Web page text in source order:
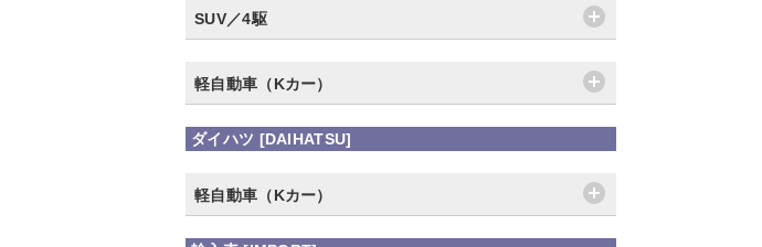
SUV／4駆
軽自動車（Kカー）
ダイハツ [DAIHATSU]
軽自動車（Kカー）